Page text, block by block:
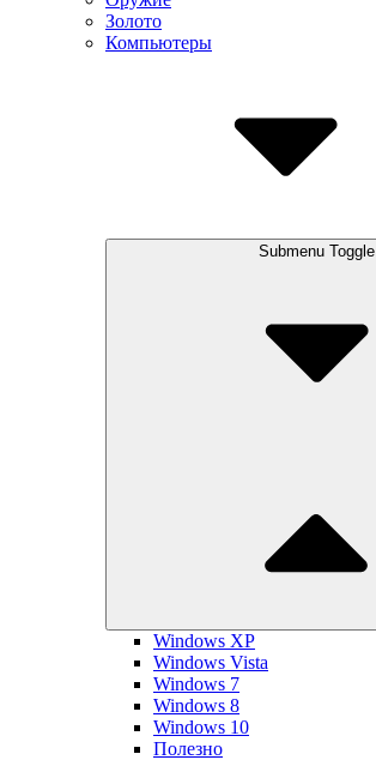
Золото
Компьютеры
Submenu Toggle
Windows XP
Windows Vista
Windows 7
Windows 8
Windows 10
Полезно